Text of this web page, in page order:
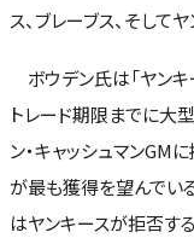
ス、ブレーブス、そして
ボウデン氏は「ヤンキ
トレード期限までに大
ン・キャッシュマンGM
が最も獲得を望んでい
はヤンキースが拒否す